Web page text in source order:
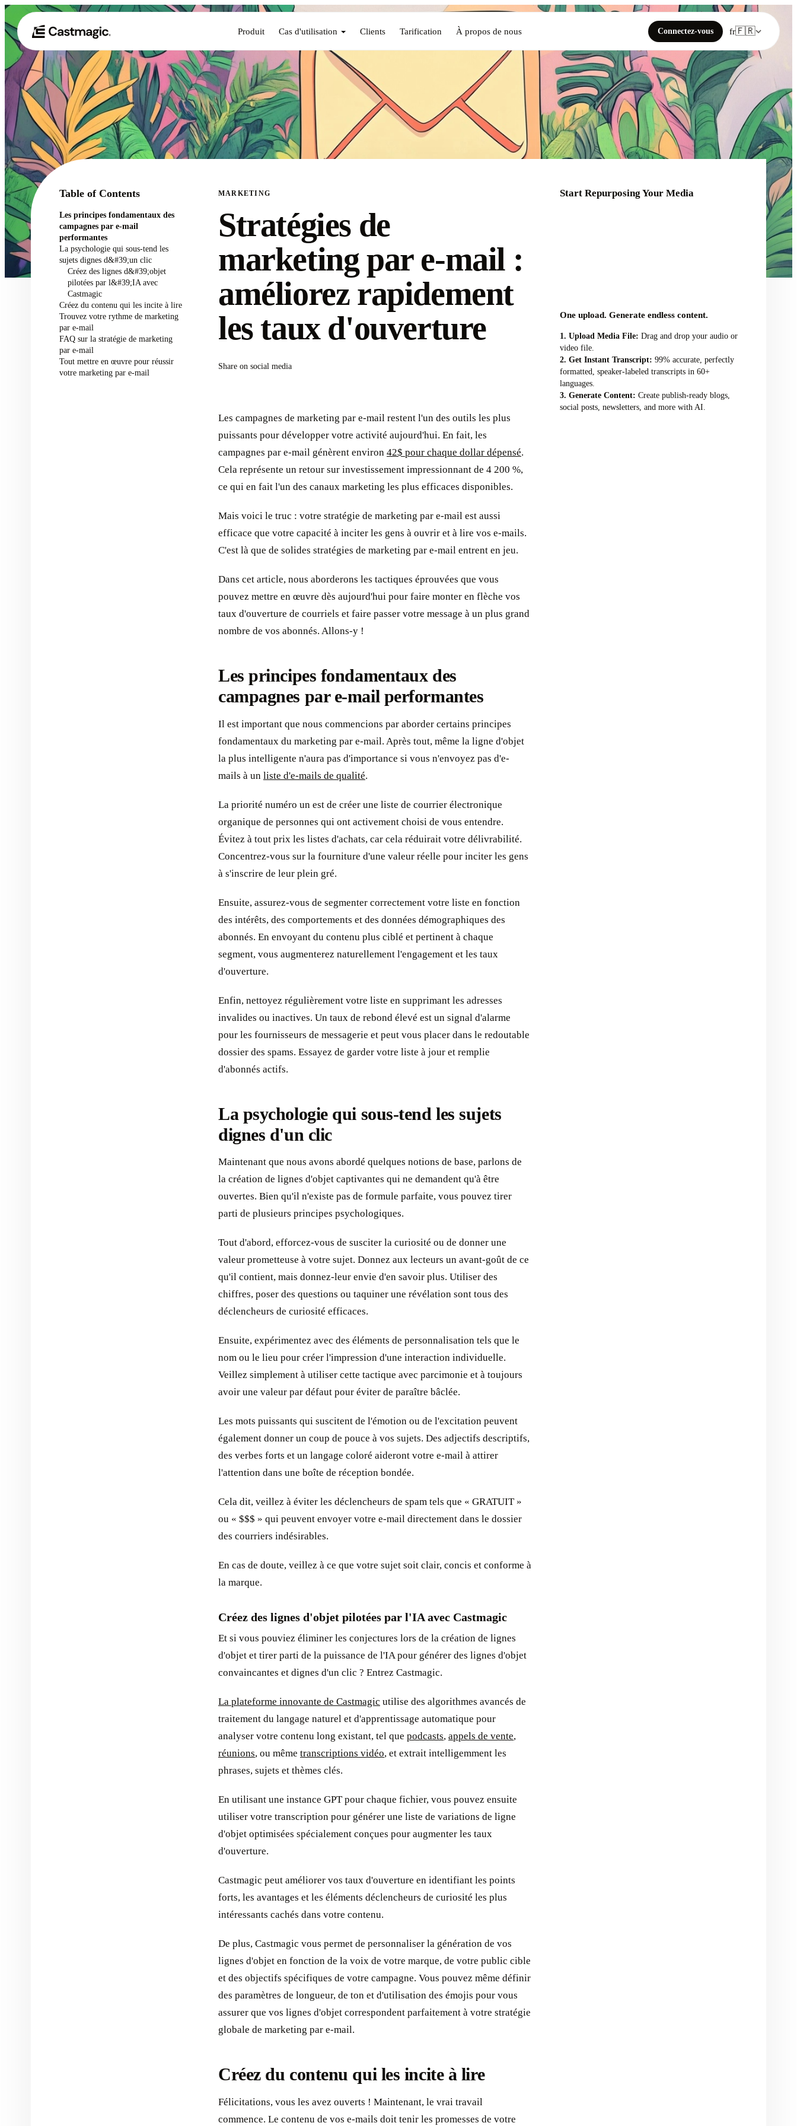
Produit Cas d'utilisation Clients Tarification À propos de nous Connectez-vous fr🇫🇷
Table of Contents
Les principes fondamentaux des
campagnes par e-mail
performantes
La psychologie qui sous-tend les
sujets dignes d&#39;un clic
Créez des lignes d&#39;objet
pilotées par l&#39;IA avec
Castmagic
Créez du contenu qui les incite à lire
Trouvez votre rythme de marketing
par e-mail
FAQ sur la stratégie de marketing
par e-mail
Tout mettre en œuvre pour réussir
votre marketing par e-mail
MARKETING
Stratégies de
marketing par e-mail :
améliorez rapidement
les taux d'ouverture
Share on social media
Les campagnes de marketing par e-mail restent l'un des outils les plus
puissants pour développer votre activité aujourd'hui. En fait, les
campagnes par e-mail génèrent environ 42$ pour chaque dollar dépensé.
Cela représente un retour sur investissement impressionnant de 4 200 %,
ce qui en fait l'un des canaux marketing les plus efficaces disponibles.
Mais voici le truc : votre stratégie de marketing par e-mail est aussi
efficace que votre capacité à inciter les gens à ouvrir et à lire vos e-mails.
C'est là que de solides stratégies de marketing par e-mail entrent en jeu.
Dans cet article, nous aborderons les tactiques éprouvées que vous
pouvez mettre en œuvre dès aujourd'hui pour faire monter en flèche vos
taux d'ouverture de courriels et faire passer votre message à un plus grand
nombre de vos abonnés. Allons-y !
Les principes fondamentaux des
campagnes par e-mail performantes
Il est important que nous commencions par aborder certains principes
fondamentaux du marketing par e-mail. Après tout, même la ligne d'objet
la plus intelligente n'aura pas d'importance si vous n'envoyez pas d'e-
mails à un liste d'e-mails de qualité.
La priorité numéro un est de créer une liste de courrier électronique
organique de personnes qui ont activement choisi de vous entendre.
Évitez à tout prix les listes d'achats, car cela réduirait votre délivrabilité.
Concentrez-vous sur la fourniture d'une valeur réelle pour inciter les gens
à s'inscrire de leur plein gré.
Ensuite, assurez-vous de segmenter correctement votre liste en fonction
des intérêts, des comportements et des données démographiques des
abonnés. En envoyant du contenu plus ciblé et pertinent à chaque
segment, vous augmenterez naturellement l'engagement et les taux
d'ouverture.
Enfin, nettoyez régulièrement votre liste en supprimant les adresses
invalides ou inactives. Un taux de rebond élevé est un signal d'alarme
pour les fournisseurs de messagerie et peut vous placer dans le redoutable
dossier des spams. Essayez de garder votre liste à jour et remplie
d'abonnés actifs.
La psychologie qui sous-tend les sujets
dignes d'un clic
Maintenant que nous avons abordé quelques notions de base, parlons de
la création de lignes d'objet captivantes qui ne demandent qu'à être
ouvertes. Bien qu'il n'existe pas de formule parfaite, vous pouvez tirer
parti de plusieurs principes psychologiques.
Tout d'abord, efforcez-vous de susciter la curiosité ou de donner une
valeur prometteuse à votre sujet. Donnez aux lecteurs un avant-goût de ce
qu'il contient, mais donnez-leur envie d'en savoir plus. Utiliser des
chiffres, poser des questions ou taquiner une révélation sont tous des
déclencheurs de curiosité efficaces.
Ensuite, expérimentez avec des éléments de personnalisation tels que le
nom ou le lieu pour créer l'impression d'une interaction individuelle.
Veillez simplement à utiliser cette tactique avec parcimonie et à toujours
avoir une valeur par défaut pour éviter de paraître bâclée.
Les mots puissants qui suscitent de l'émotion ou de l'excitation peuvent
également donner un coup de pouce à vos sujets. Des adjectifs descriptifs,
des verbes forts et un langage coloré aideront votre e-mail à attirer
l'attention dans une boîte de réception bondée.
Cela dit, veillez à éviter les déclencheurs de spam tels que « GRATUIT »
ou « $$$ » qui peuvent envoyer votre e-mail directement dans le dossier
des courriers indésirables.
En cas de doute, veillez à ce que votre sujet soit clair, concis et conforme à
la marque.
Créez des lignes d'objet pilotées par l'IA avec Castmagic
Et si vous pouviez éliminer les conjectures lors de la création de lignes
d'objet et tirer parti de la puissance de l'IA pour générer des lignes d'objet
convaincantes et dignes d'un clic ? Entrez Castmagic.
La plateforme innovante de Castmagic utilise des algorithmes avancés de
traitement du langage naturel et d'apprentissage automatique pour
analyser votre contenu long existant, tel que podcasts, appels de vente,
réunions, ou même transcriptions vidéo, et extrait intelligemment les
phrases, sujets et thèmes clés.
En utilisant une instance GPT pour chaque fichier, vous pouvez ensuite
utiliser votre transcription pour générer une liste de variations de ligne
d'objet optimisées spécialement conçues pour augmenter les taux
d'ouverture.
Castmagic peut améliorer vos taux d'ouverture en identifiant les points
forts, les avantages et les éléments déclencheurs de curiosité les plus
intéressants cachés dans votre contenu.
De plus, Castmagic vous permet de personnaliser la génération de vos
lignes d'objet en fonction de la voix de votre marque, de votre public cible
et des objectifs spécifiques de votre campagne. Vous pouvez même définir
des paramètres de longueur, de ton et d'utilisation des émojis pour vous
assurer que vos lignes d'objet correspondent parfaitement à votre stratégie
globale de marketing par e-mail.
Créez du contenu qui les incite à lire
Félicitations, vous les avez ouverts ! Maintenant, le vrai travail
commence. Le contenu de vos e-mails doit tenir les promesses de votre
Start Repurposing Your Media
One upload. Generate endless content.
Upload Media File: Drag and drop your audio or
video file.
Get Instant Transcript: 99% accurate, perfectly
formatted, speaker-labeled transcripts in 60+
languages.
Generate Content: Create publish-ready blogs,
social posts, newsletters, and more with AI.